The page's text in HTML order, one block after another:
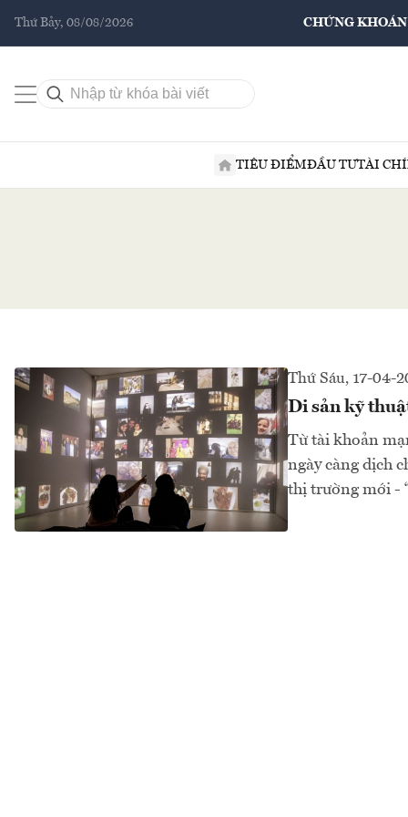
Thứ Bảy, 08/08/2026 CHỨNG KHOÁN
TIÊU ĐIỂMĐẦU TƯTÀI
Thứ Sáu, 17-04-
Di sản kỹ
Từ tài khoản
ngày càng dịch
thị trường mới -